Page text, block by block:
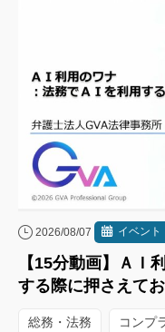
2026/08/07 イベント
【15分動画】ＡＩ
する際に押さえて
総務・法務 コンプ